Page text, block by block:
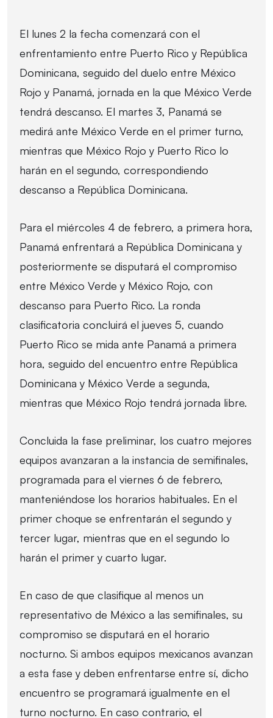
El lunes 2 la fecha comenzará con el
enfrentamiento entre Puerto Rico y República
Dominicana, seguido del duelo entre México
Rojo y Panamá, jornada en la que México Verde
tendrá descanso. El martes 3, Panamá se
medirá ante México Verde en el primer turno,
mientras que México Rojo y Puerto Rico lo
harán en el segundo, correspondiendo
descanso a República Dominicana.
Para el miércoles 4 de febrero, a primera hora,
Panamá enfrentará a República Dominicana y
posteriormente se disputará el compromiso
entre México Verde y México Rojo, con
descanso para Puerto Rico. La ronda
clasificatoria concluirá el jueves 5, cuando
Puerto Rico se mida ante Panamá a primera
hora, seguido del encuentro entre República
Dominicana y México Verde a segunda,
mientras que México Rojo tendrá jornada libre.
Concluida la fase preliminar, los cuatro mejores
equipos avanzaran a la instancia de semifinales,
programada para el viernes 6 de febrero,
manteniéndose los horarios habituales. En el
primer choque se enfrentarán el segundo y
tercer lugar, mientras que en el segundo lo
harán el primer y cuarto lugar.
En caso de que clasifique al menos un
representativo de México a las semifinales, su
compromiso se disputará en el horario
nocturno. Si ambos equipos mexicanos avanzan
a esta fase y deben enfrentarse entre sí, dicho
encuentro se programará igualmente en el
turno nocturno. En caso contrario, el